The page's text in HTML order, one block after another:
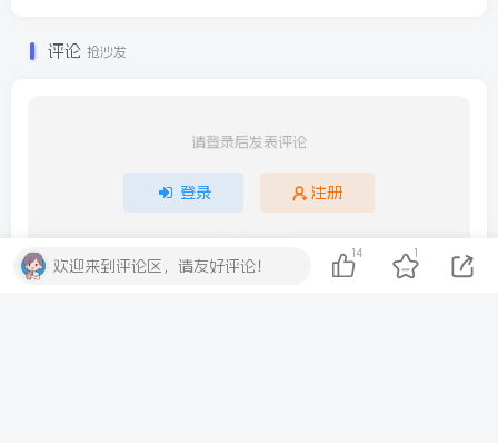
评论 抢沙发
请登录后发表评论
登录 注册
欢迎来到评论区，请友好评论！
14 1